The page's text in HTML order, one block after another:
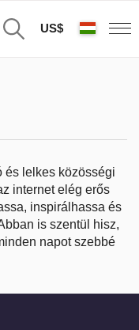
US$
és lelkes közösségi
internet elég erős
inspirálhassa és
is szentül hisz,
napot szebbé